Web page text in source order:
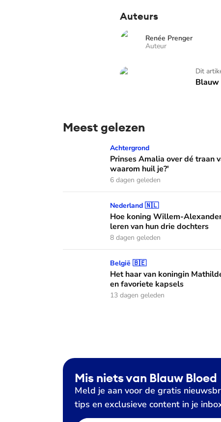
Auteurs
Renée Prenger
Auteur
Dit
Blauw
Blauw Bloed - TV
Meest gelezen
Prinses Amalia over dé traan van haar
Achtergrond
Prinses Amalia over dé traan
waarom huil je?'
6 dagen geleden
Hoe koning Willem-Alexander en koningin
Nederland 🇳🇱
Hoe koning Willem-
leren van hun drie dochters
8 dagen geleden
Het haar van koningin Mathilde: alles over
België 🇧🇪
Het haar van koningin
en favoriete kapsels
13 dagen geleden
Mis niets van Blauw Bloed
Meld je aan voor de gratis
tips en exclusieve content in je